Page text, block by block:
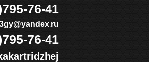
795-76-41
795-76-41